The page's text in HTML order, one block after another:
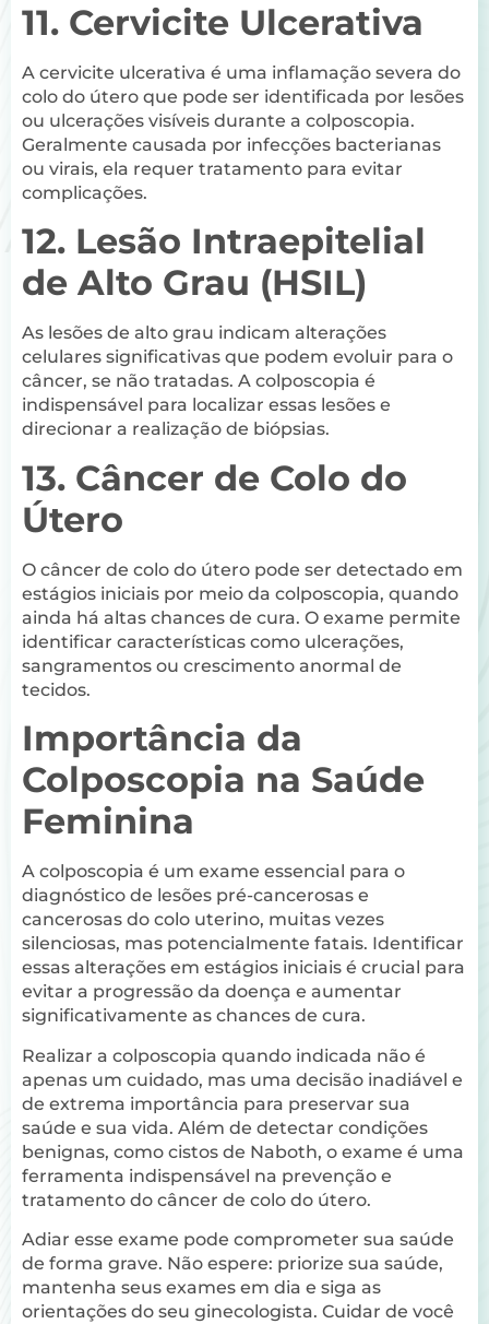
11. Cervicite Ulcerativa
A cervicite ulcerativa é uma inflamação severa do
colo do útero que pode ser identificada por lesões
ou ulcerações visíveis durante a colposcopia.
Geralmente causada por infecções bacterianas
ou virais, ela requer tratamento para evitar
complicações.
12. Lesão Intraepitelial
de Alto Grau (HSIL)
As lesões de alto grau indicam alterações
celulares significativas que podem evoluir para o
câncer, se não tratadas. A colposcopia é
indispensável para localizar essas lesões e
direcionar a realização de biópsias.
13. Câncer de Colo do
Útero
O câncer de colo do útero pode ser detectado em
estágios iniciais por meio da colposcopia, quando
ainda há altas chances de cura. O exame permite
identificar características como ulcerações,
sangramentos ou crescimento anormal de
tecidos.
Importância da
Colposcopia na Saúde
Feminina
A colposcopia é um exame essencial para o
diagnóstico de lesões pré-cancerosas e
cancerosas do colo uterino, muitas vezes
silenciosas, mas potencialmente fatais. Identificar
essas alterações em estágios iniciais é crucial para
evitar a progressão da doença e aumentar
significativamente as chances de cura.
Realizar a colposcopia quando indicada não é
apenas um cuidado, mas uma decisão inadiável e
de extrema importância para preservar sua
saúde e sua vida. Além de detectar condições
benignas, como cistos de Naboth, o exame é uma
ferramenta indispensável na prevenção e
tratamento do câncer de colo do útero.
Adiar esse exame pode comprometer sua saúde
de forma grave. Não espere: priorize sua saúde,
mantenha seus exames em dia e siga as
orientações do seu ginecologista. Cuidar de você